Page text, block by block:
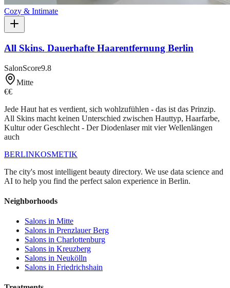
Cozy & Intimate
All Skins. Dauerhafte Haarentfernung Berlin
SalonScore9.8
Mitte
€€
Jede Haut hat es verdient, sich wohlzufühlen - das ist das Prinzip.
All Skins macht keinen Unterschied zwischen Hauttyp, Haarfarbe,
Kultur oder Geschlecht - Der Diodenlaser mit vier Wellenlängen
auch
BERLINKOSMETIK
The city's most intelligent beauty directory. We use data science and
AI to help you find the perfect salon experience in Berlin.
Neighborhoods
Salons in Mitte
Salons in Prenzlauer Berg
Salons in Charlottenburg
Salons in Kreuzberg
Salons in Neukölln
Salons in Friedrichshain